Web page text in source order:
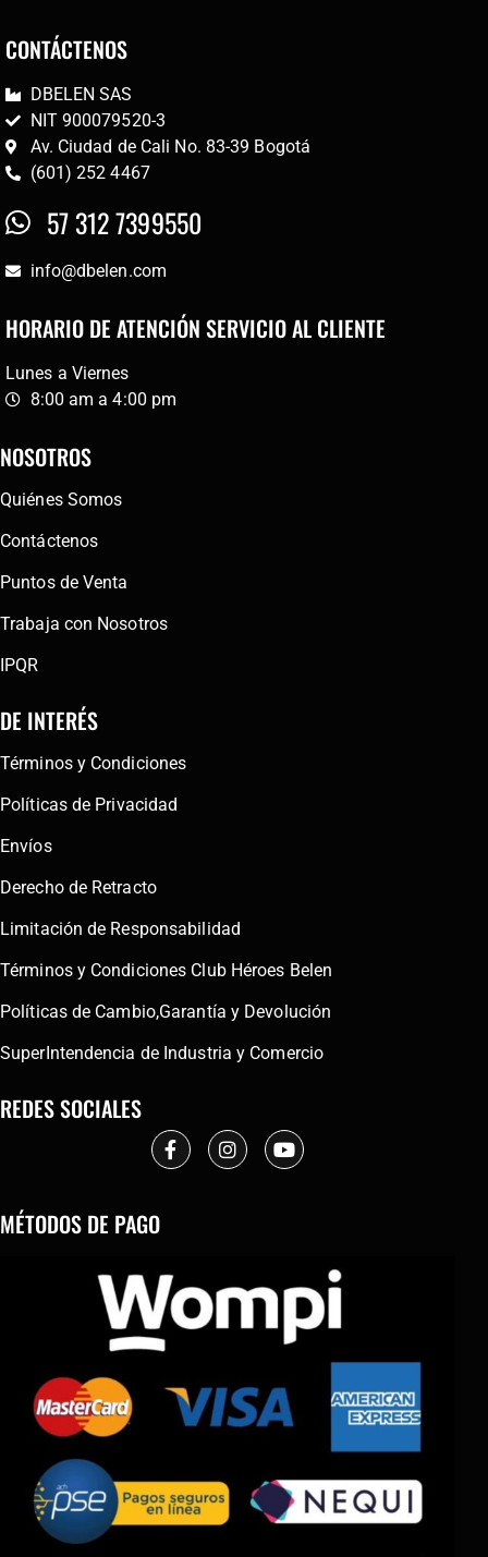
CONTÁCTENOS
DBELEN SAS
NIT 900079520-3
Av. Ciudad de Cali No. 83-39 Bogotá
(601) 252 4467
57 312 7399550
info@dbelen.com
HORARIO DE ATENCIÓN SERVICIO AL CLIENTE
Lunes a Viernes
8:00 am a 4:00 pm
NOSOTROS
Quiénes Somos
Contáctenos
Puntos de Venta
Trabaja con Nosotros
IPQR
DE INTERÉS
Términos y Condiciones
Políticas de Privacidad
Envíos
Derecho de Retracto
Limitación de Responsabilidad
Términos y Condiciones Club Héroes Belen
Políticas de Cambio,Garantía y Devolución
SuperIntendencia de Industria y Comercio
REDES SOCIALES
MÉTODOS DE PAGO